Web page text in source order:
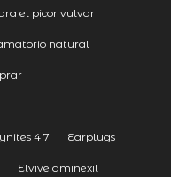
el picor vulvar
natural
4 7 Earplugs
Elvive aminexil